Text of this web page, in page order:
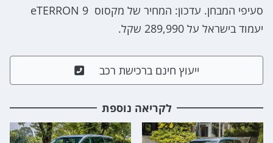
סעיפי המבחן. עדכון: המחיר של מקסוס eTERRON 9
יעמוד בישראל על 289,990 שקל.
ייעוץ חינם ברכישת רכב
לקריאה נוספת